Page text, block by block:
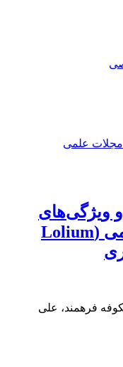
مجلات علمی
و ویژگی‌های
فیزیولوژیک چمن لولیوم دائمی (Lolium
فرهمند، علی